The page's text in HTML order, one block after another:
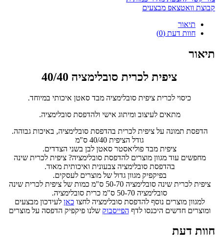
קבוצת וואטצאפ מבצעים
תיאור
חוות דעת (0)
תיאור
ציפית לכרית סובלימציה 40/40
כיסוי לכרית ציפית סובלימציה מבד סאטן איכותי במיוחד.
מתאים לעיצוב ומיתוג אישי ולהדפסת סובלימציה.
הדפסת תמונה על ציפית לכרית בהדפסת סובלימציה, באיכות גבוהה.
גודל הציפית 40/40 ס"מ
ציפית מבד פוליאסטר סאטן לבן בשני הצדדים.
מחפשים עוד מגוון מוצרים להדפסת סובלימציה? ציפית לכרית שינה
בהדפסת סובלימציה צבעונית ואיכותית מאוד.
בפיקפיק מגוון גדול של מוצרים לעסקים.
ציפית לכרית שינה סובלימציה 50-70 ס"מ כמות של ציפית לכרית שינה
סובלימציה 50-70 ס"מ כרית סובלימציה.
למגוון מוצרים נוסף להדפסת סובלימציה לחצו כאן לעידכון מבצעים
ומוצרים חדשים היכנסו לדף הפייסבוק שלנו פיקפיק הדפסה על מוצרים
חוות דעת